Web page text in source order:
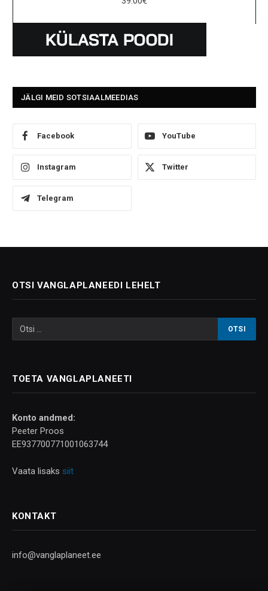
JÄLGI MEID SOTSIAALMEEDIAS
Facebook YouTube
Instagram Twitter
Telegram
OTSI VANGLAPLANEEDI LEHELT
TOETA VANGLAPLANEETI
Konto andmed:
Peeter Proos
EE937700771001063744
Vaata lisaks siit
KONTAKT
info@vanglaplaneet.ee